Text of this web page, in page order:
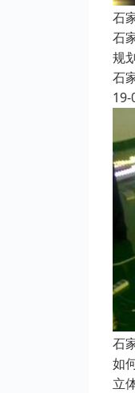
石
石
规
石
19-
石
如
立